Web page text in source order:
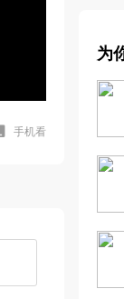
手机看
综合
[7]
[8]
为